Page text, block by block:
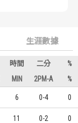
生涯數據
時間 二分
%
MIN 2PM-A %
6 0-4 0
11 0-2 0